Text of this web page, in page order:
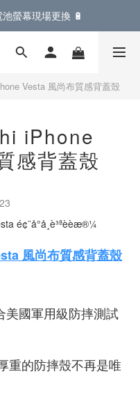
螢幕現場更換 🔋
螢幕現場更換 🔋
惠，再享全單 95折
Vesta 風尚布質感背蓋殼
iPhone
感背蓋殼
風尚布質感背蓋殼
美國軍用級防摔測試
重的防摔殼不再是唯